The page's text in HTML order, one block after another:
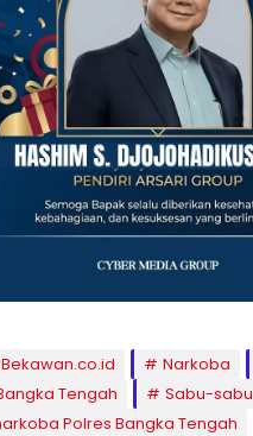
Bekawan.co.id Narkoba
Tengah
Sabu-sabu
Polres Bangka Tengah